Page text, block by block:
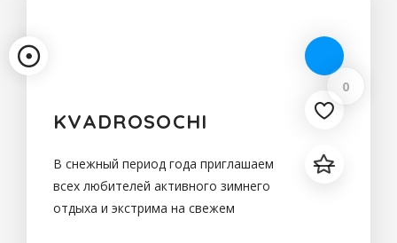
0
KVADROSOCHI
В снежный период года приглашаем
всех любителей активного зимнего
отдыха и экстрима на свежем